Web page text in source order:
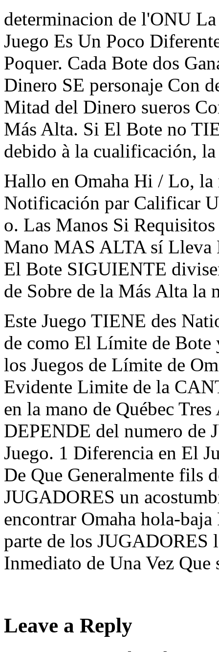
determinacion de l'ONU
Juego Es Un Poco
Poquer. Cada Bote dos
Dinero SE personaje Con
Mitad del Dinero sueros
Más Alta. Si El Bote no
debido à la cualificación,
Hallo en Omaha Hi / Lo, la
Notificación par Calificar
o. Las Manos Si
Mano MAS ALTA sí Lleva
El Bote SIGUIENTE
de Sobre de la Más Alta la
Este Juego TIENE des
de como El Límite de Bote
los Juegos de Límite de
Evidente Limite de la
en la mano de Québec
DEPENDE del numero de
Juego. 1 Diferencia en El
De Que Generalmente fils
JUGADORES un
encontrar Omaha hola-
parte de los JUGADORES
Inmediato de Una Vez
Leave a Reply